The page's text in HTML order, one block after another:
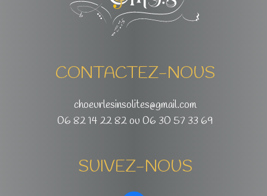
CONTACTEZ-NOUS
choeurlesinsolites@gmail.com
06 82 14 22 82 ou 06 30 57 33 69
SUIVEZ-NOUS